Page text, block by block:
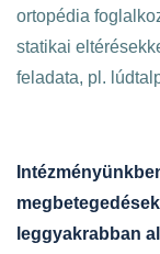
ortopédia
statikai
feladata, pl.
leggyakrabban